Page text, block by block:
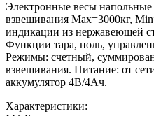
Электронные весы напольные
взвешивания Мах=3000кг,
индикации из нержавеющей
Функции тара, ноль,
Режимы: счетный,
взвешивания. Питание: от
аккумулятор 4В/4Ач.
Характеристики: